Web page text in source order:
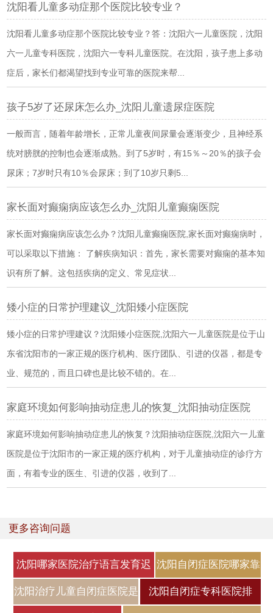
沈阳看儿童多动症那个医院比较专业？
沈阳看儿童多动症那个医院比较专业？答：沈阳六一儿童医院，沈阳
六一儿童专科医院，沈阳六一专科儿童医院。在沈阳，孩子患上多动
症后，家长们都渴望找到专业可靠的医院来帮...
孩子5岁了还尿床怎么办_沈阳儿童遗尿症医院
一般而言，随着年龄增长，正常儿童夜间尿量会逐渐变少，且神经系
统对膀胱的控制也会逐渐成熟。到了5岁时，有15％～20％的孩子会
尿床；7岁时只有10％会尿床；到了10岁只剩5...
家长面对癫痫病应该怎么办_沈阳儿童癫痫医院
家长面对癫痫病应该怎么办？沈阳儿童癫痫医院,家长面对癫痫病时，
可以采取以下措施： 了解疾病知识：首先，家长需要对癫痫的基本知
识有所了解。这包括疾病的定义、常见症状...
矮小症的日常护理建议_沈阳矮小症医院
矮小症的日常护理建议？沈阳矮小症医院,沈阳六一儿童医院是位于山
东省沈阳市的一家正规的医疗机构、医疗团队、引进的仪器，都是专
业、规范的，而且口碑也是比较不错的。在...
家庭环境如何影响抽动症患儿的恢复_沈阳抽动症医院
家庭环境如何影响抽动症患儿的恢复？沈阳抽动症医院,沈阳六一儿童
医院是位于沈阳市的一家正规的医疗机构，对于儿童抽动症的诊疗方
面，有着专业的医生、引进的仪器，收到了...
更多咨询问题
沈阳哪家医院治疗语言发育迟
缓好
沈阳自闭症医院哪家靠
谱？自闭症
沈阳治疗儿童自闭症医院是 沈阳自闭症专科医院排